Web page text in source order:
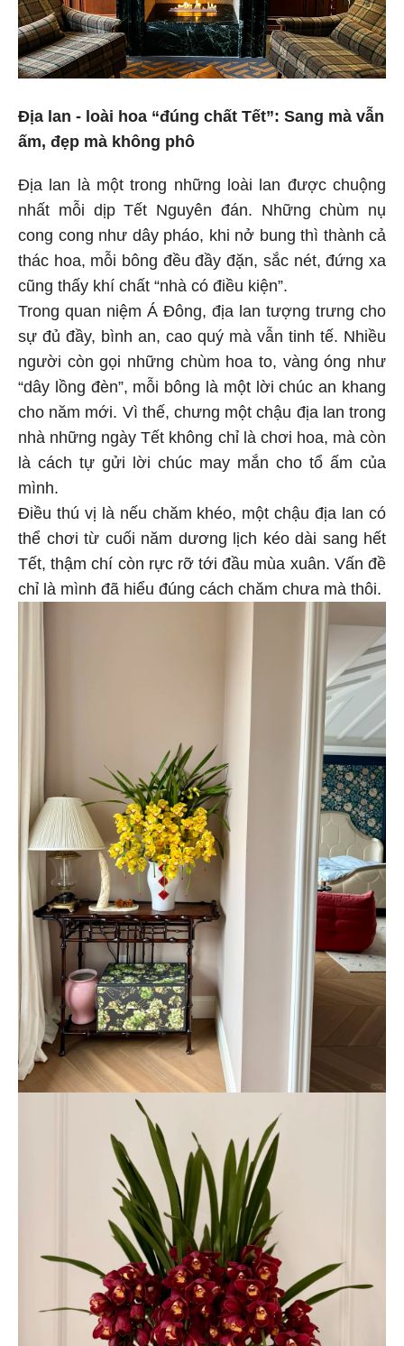
Địa lan - loài hoa “đúng chất Tết”: Sang mà vẫn
ấm, đẹp mà không phô
Địa lan là một trong những loài lan được chuộng
nhất mỗi dịp Tết Nguyên đán. Những chùm nụ
cong cong như dây pháo, khi nở bung thì thành cả
thác hoa, mỗi bông đều đầy đặn, sắc nét, đứng xa
cũng thấy khí chất “nhà có điều kiện”.
Trong quan niệm Á Đông, địa lan tượng trưng cho
sự đủ đầy, bình an, cao quý mà vẫn tinh tế. Nhiều
người còn gọi những chùm hoa to, vàng óng như
“dây lồng đèn”, mỗi bông là một lời chúc an khang
cho năm mới. Vì thế, chưng một chậu địa lan trong
nhà những ngày Tết không chỉ là chơi hoa, mà còn
là cách tự gửi lời chúc may mắn cho tổ ấm của
mình.
Điều thú vị là nếu chăm khéo, một chậu địa lan có
thể chơi từ cuối năm dương lịch kéo dài sang hết
Tết, thậm chí còn rực rỡ tới đầu mùa xuân. Vấn đề
chỉ là mình đã hiểu đúng cách chăm chưa mà thôi.